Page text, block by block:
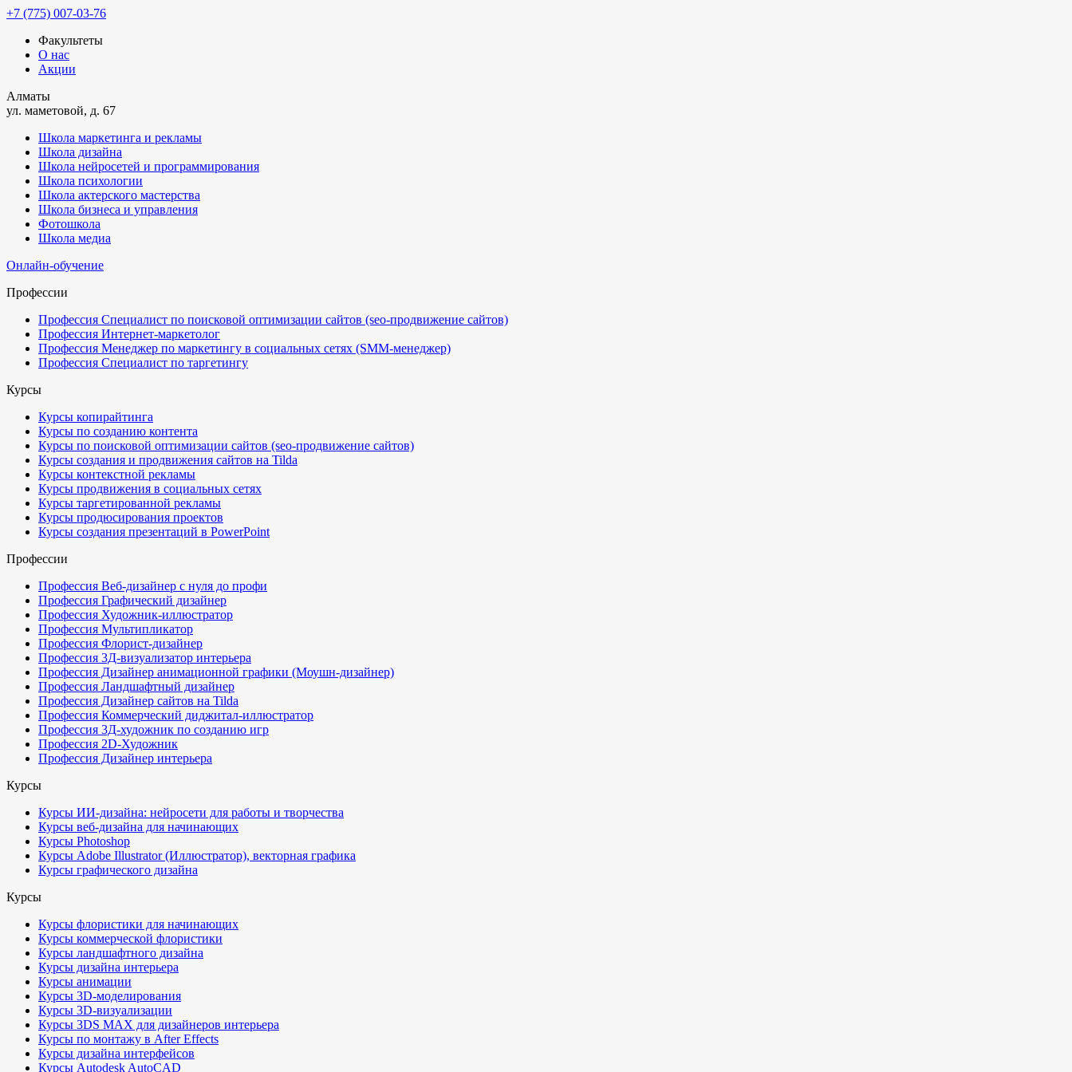
+7 (775) 007-03-76
Факультеты
О нас
Акции
Алматы
ул. маметовой, д. 67
Школа маркетинга и рекламы
Школа дизайна
Школа нейросетей и программирования
Школа психологии
Школа актерского мастерства
Школа бизнеса и управления
Фотошкола
Школа медиа
Онлайн-обучение
Профессии
Профессия Специалист по поисковой оптимизации сайтов (seo-продвижение сайтов)
Профессия Интернет-маркетолог
Профессия Менеджер по маркетингу в социальных сетях (SMM-менеджер)
Профессия Специалист по таргетингу
Курсы
Курсы копирайтинга
Курсы по созданию контента
Курсы по поисковой оптимизации сайтов (seo-продвижение сайтов)
Курсы создания и продвижения сайтов на Tilda
Курсы контекстной рекламы
Курсы продвижения в социальных сетях
Курсы таргетированной рекламы
Курсы продюсирования проектов
Курсы создания презентаций в PowerPoint
Профессии
Профессия Веб-дизайнер с нуля до профи
Профессия Графический дизайнер
Профессия Художник-иллюстратор
Профессия Мультипликатор
Профессия Флорист-дизайнер
Профессия 3Д-визуализатор интерьера
Профессия Дизайнер анимационной графики (Моушн-дизайнер)
Профессия Ландшафтный дизайнер
Профессия Дизайнер сайтов на Tilda
Профессия Коммерческий диджитал-иллюстратор
Профессия 3Д-художник по созданию игр
Профессия 2D-Художник
Профессия Дизайнер интерьера
Курсы
Курсы ИИ-дизайна: нейросети для работы и творчества
Курсы веб-дизайна для начинающих
Курсы Photoshop
Курсы Adobe Illustrator (Иллюстратор), векторная графика
Курсы графического дизайна
Курсы
Курсы флористики для начинающих
Курсы коммерческой флористики
Курсы ландшафтного дизайна
Курсы дизайна интерьера
Курсы анимации
Курсы 3D-моделирования
Курсы 3D-визуализации
Курсы 3DS MAX для дизайнеров интерьера
Курсы по монтажу в After Effects
Курсы дизайна интерфейсов
Курсы Autodesk AutoCAD